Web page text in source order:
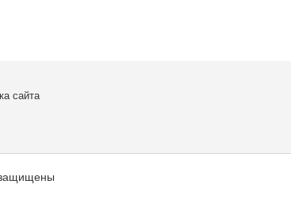
сайта